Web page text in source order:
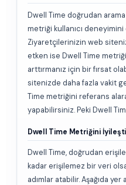
Dwell Time doğrudan
metriği kullanıcı
Ziyaretçilerinizin web
etken ise Dwell Time
arttırmanız için bir fırsat
sitenizde daha fazla vakit
Time metriğini referans
yapabilirsiniz. Peki Dwell
Dwell Time Metriğini
Dwell Time, doğrudan
kadar erişilemez bir veri
adımlar atabilir. Aşağıda